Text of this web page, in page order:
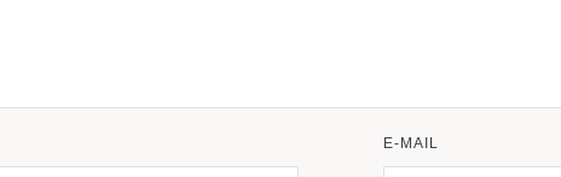
E-MAIL